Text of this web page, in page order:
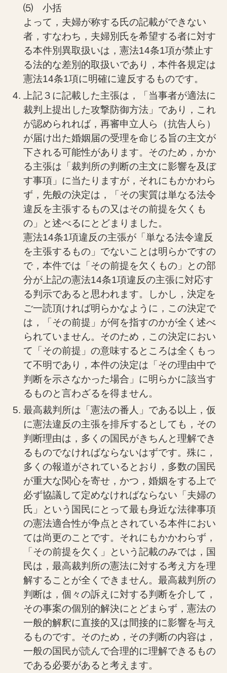
⑸ 小括
よって，夫婦が称する氏の記載ができない
者，すなわち，夫婦別氏を希望する者に対す
る本件別異取扱いは，憲法14条1項が禁止す
る法的な差別的取扱いであり，本件各規定は
憲法14条1項に明確に違反するものです。
上記３に記載した主張は，「当事者が適法に
裁判上提出した攻撃防御方法」であり，これ
が認められれば，再審申立人ら（抗告人ら）
が届け出た婚姻届の受理を命じる旨の主文が
下される可能性があります。そのため，かか
る主張は「裁判所の判断の主文に影響を及ぼ
す事項」に当たりますが，それにもかかわら
ず，先般の決定は，「その実質は単なる法令
違反を主張するもの又はその前提を欠くも
の」と述べるにとどまりました。
憲法14条1項違反の主張が「単なる法令違反
を主張するもの」でないことは明らかですの
で，本件では「その前提を欠くもの」との部
分が上記の憲法14条1項違反の主張に対応す
る判示であると思われます。しかし，決定を
ご一読頂ければ明らかなように，この決定で
は，「その前提」が何を指すのかが全く述べ
られていません。そのため，この決定におい
て「その前提」の意味するところは全くもっ
て不明であり，本件の決定は「その理由中で
判断を示さなかった場合」に明らかに該当す
るものと言わざるを得ません。
最高裁判所は「憲法の番人」である以上，仮
に憲法違反の主張を排斥するとしても，その
判断理由は，多くの国民がきちんと理解でき
るものでなければならないはずです。殊に，
多くの報道がされているとおり，多数の国民
が重大な関心を寄せ，かつ，婚姻をする上で
必ず協議して定めなければならない「夫婦の
氏」という国民にとって最も身近な法律事項
の憲法適合性が争点とされている本件におい
ては尚更のことです。それにもかかわらず，
「その前提を欠く」という記載のみでは，国
民は，最高裁判所の憲法に対する考え方を理
解することが全くできません。最高裁判所の
判断は，個々の訴えに対する判断を介して，
その事案の個別的解決にとどまらず，憲法の
一般的解釈に直接的又は間接的に影響を与え
るものです。そのため，その判断の内容は，
一般の国民が読んで合理的に理解できるもの
である必要があると考えます。